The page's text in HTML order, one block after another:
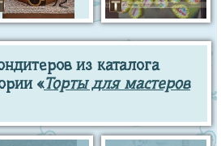
из каталога
«Торты для мастеров